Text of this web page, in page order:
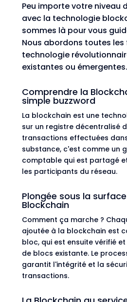
Peu importe votre niveau
avec la technologie
sommes là pour vous
Nous abordons toutes
technologie
existantes ou émergentes.
Comprendre la
simple buzzword
La blockchain est une
sur un registre décentralisé
transactions effectuées
substance, c'est comme un
comptable qui est partagé
les participants du réseau.
Plongée sous la
Blockchain
Comment ça marche ?
ajoutée à la blockchain est
bloc, qui est ensuite vérifié
de blocs existante. Le
garantit l'intégrité et la
transactions.